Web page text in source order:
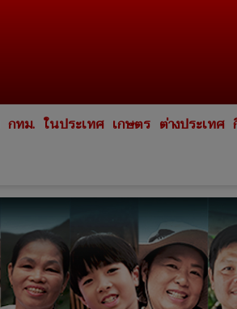
กทม. ในประเทศ เกษตร ต่างประเทศ